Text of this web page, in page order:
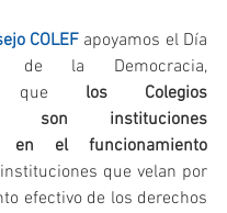
COLEF apoyamos el Día
de la Democracia,
que los Colegios
son instituciones
en el funcionamiento
que velan por
efectivo de los derechos